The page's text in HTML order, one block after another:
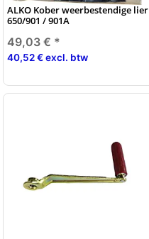
ALKO Kober weerbestendige lier
650/901 / 901A
49,03 € *
40,52 € excl. btw